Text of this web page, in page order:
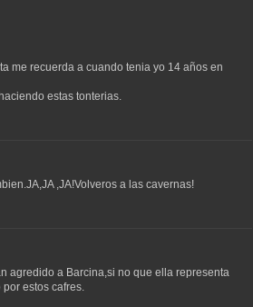
me recuerda a cuando tenia yo 14 años en
estas tonterias.
,JA!Volveros a las cavernas!
agredido a Barcina,si no que ella representa
estos cafres.